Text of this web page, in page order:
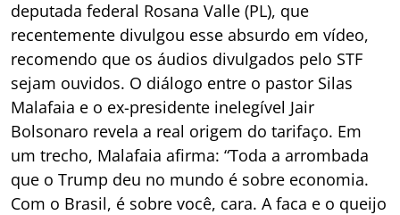
deputada federal Rosana Valle (PL), que
recentemente divulgou esse absurdo em vídeo,
recomendo que os áudios divulgados pelo STF
sejam ouvidos. O diálogo entre o pastor Silas
Malafaia e o ex-presidente inelegível Jair
Bolsonaro revela a real origem do tarifaço. Em
um trecho, Malafaia afirma: “Toda a arrombada
que o Trump deu no mundo é sobre economia.
Com o Brasil, é sobre você, cara. A faca e o queijo